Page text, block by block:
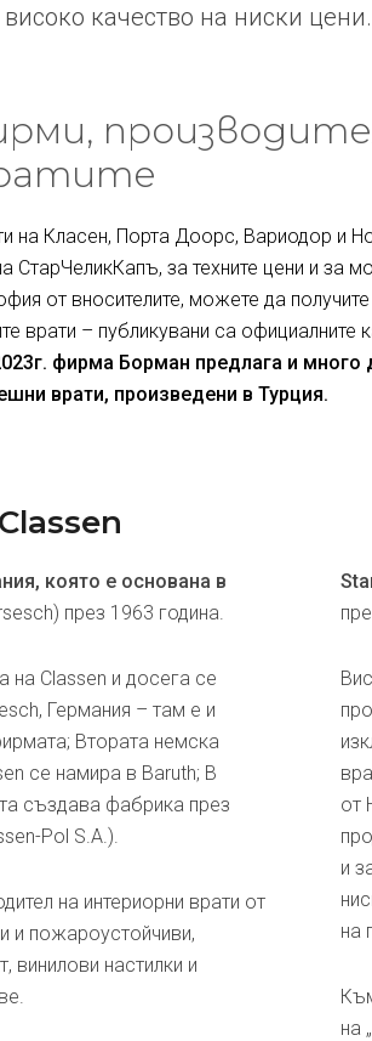
качество на ниски цени.
на Класен, Порта Доорс, Вариодор и
СтарЧеликКапъ, за техните цени и за
от вносителите, можете да
врати – публикувани са официалните
фирма Борман предлага и много
врати, произведени в Турция.
Classen
която е основана в
през 1963 година.
на Classen и досега се
Германия – там е и
Втората немска
се намира в Baruth; В
създава фабрика през
Pol S.A.).
на интериорни врати от
и пожароустойчиви,
винилови настилки и
от
и
на
на